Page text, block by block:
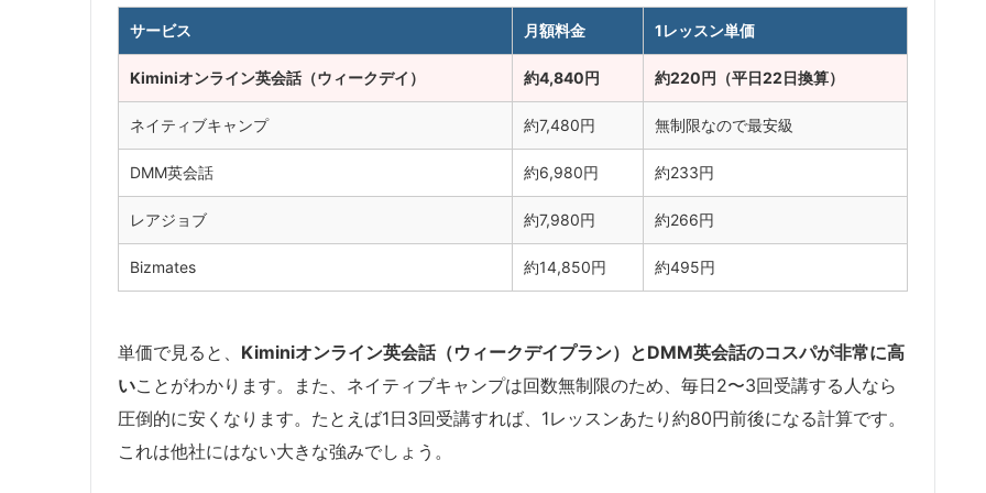
サービス 月額料金 1レッスン単価
Kiminiオンライン英会話（ウィークデイ） 約4,840円 約220円（平日22日換算）
ネイティブキャンプ 約7,480円 無制限なので最安級
DMM英会話 約6,980円 約233円
レアジョブ 約7,980円 約266円
Bizmates 約14,850円 約495円
単価で見ると、 Kiminiオンライン英会話（ウィークデイプラン）とDMM英会話のコスパが非常に高
いことがわかります。また、ネイティブキャンプは回数無制限のため、毎日2〜3回受講する人なら
圧倒的に安くなります。たとえば1日3回受講すれば、1レッスンあたり約80円前後になる計算です。
これは他社にはない大きな強みでしょう。